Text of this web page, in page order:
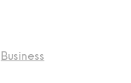
Business